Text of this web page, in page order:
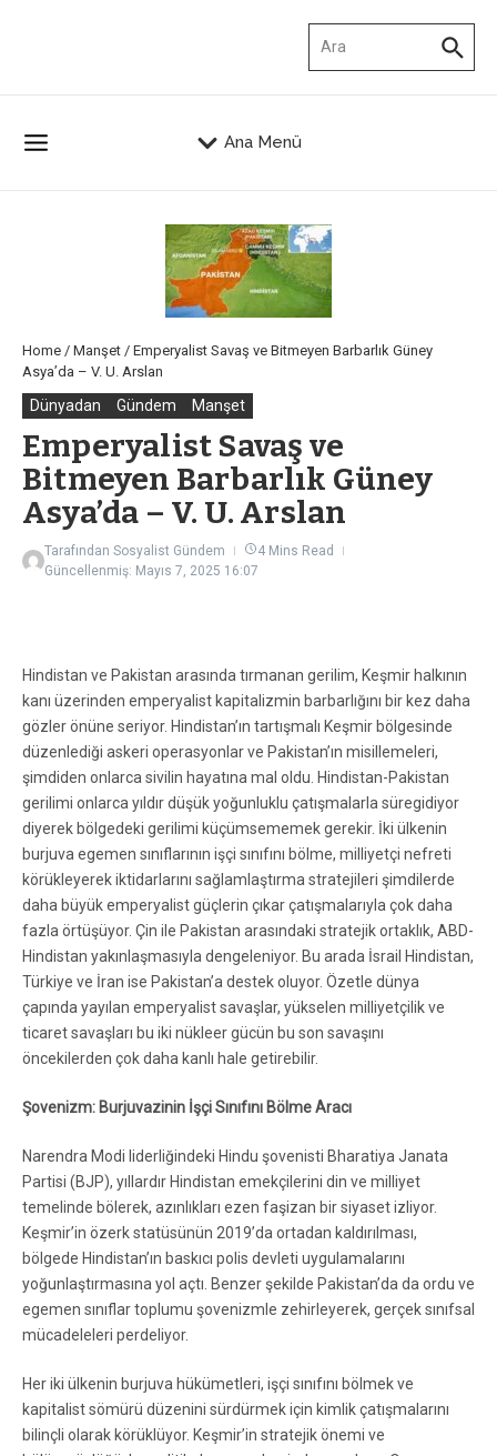
Ana Menü
Home / Manşet / Emperyalist Savaş ve Bitmeyen Barbarlık Güney
Asya’da – V. U. Arslan
Dünyadan Gündem Manşet
Emperyalist Savaş ve
Bitmeyen Barbarlık Güney
Asya’da – V. U. Arslan
Tarafından Sosyalist Gündem
4 Mins Read
Güncellenmiş: Mayıs 7, 2025 16:07
Hindistan ve Pakistan arasında tırmanan gerilim, Keşmir halkının
kanı üzerinden emperyalist kapitalizmin barbarlığını bir kez daha
gözler önüne seriyor. Hindistan’ın tartışmalı Keşmir bölgesinde
düzenlediği askeri operasyonlar ve Pakistan’ın misillemeleri,
şimdiden onlarca sivilin hayatına mal oldu. Hindistan-Pakistan
gerilimi onlarca yıldır düşük yoğunluklu çatışmalarla süregidiyor
diyerek bölgedeki gerilimi küçümsememek gerekir. İki ülkenin
burjuva egemen sınıflarının işçi sınıfını bölme, milliyetçi nefreti
körükleyerek iktidarlarını sağlamlaştırma stratejileri şimdilerde
daha büyük emperyalist güçlerin çıkar çatışmalarıyla çok daha
fazla örtüşüyor. Çin ile Pakistan arasındaki stratejik ortaklık, ABD-
Hindistan yakınlaşmasıyla dengeleniyor. Bu arada İsrail Hindistan,
Türkiye ve İran ise Pakistan’a destek oluyor. Özetle dünya
çapında yayılan emperyalist savaşlar, yükselen milliyetçilik ve
ticaret savaşları bu iki nükleer gücün bu son savaşını
öncekilerden çok daha kanlı hale getirebilir.
Şovenizm: Burjuvazinin İşçi Sınıfını Bölme Aracı
Narendra Modi liderliğindeki Hindu şovenisti Bharatiya Janata
Partisi (BJP), yıllardır Hindistan emekçilerini din ve milliyet
temelinde bölerek, azınlıkları ezen faşizan bir siyaset izliyor.
Keşmir’in özerk statüsünün 2019’da ortadan kaldırılması,
bölgede Hindistan’ın baskıcı polis devleti uygulamalarını
yoğunlaştırmasına yol açtı. Benzer şekilde Pakistan’da da ordu ve
egemen sınıflar toplumu şovenizmle zehirleyerek, gerçek sınıfsal
mücadeleleri perdeliyor.
Her iki ülkenin burjuva hükümetleri, işçi sınıfını bölmek ve
kapitalist sömürü düzenini sürdürmek için kimlik çatışmalarını
bilinçli olarak körüklüyor. Keşmir’in stratejik önemi ve